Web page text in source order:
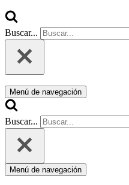
Buscar...
Menú de navegación
Buscar...
Menú de navegación